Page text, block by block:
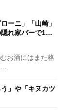
ーニ」「山崎」
隠れ家バーで1…
お酒にはまた格
…
」や「キヌカツ